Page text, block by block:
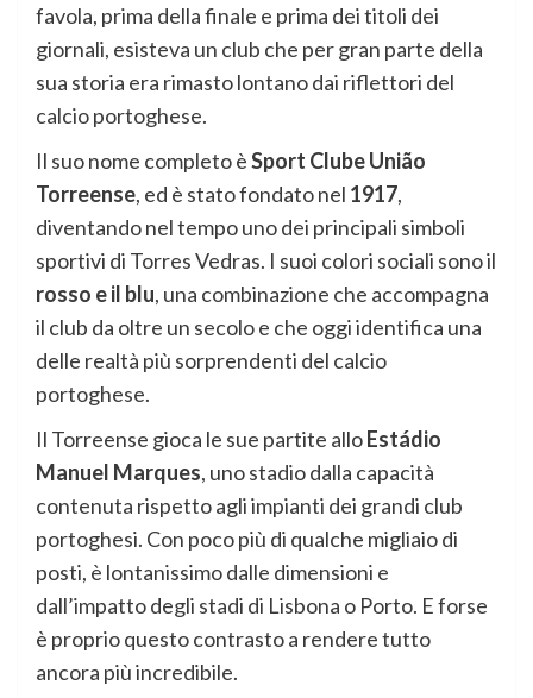
favola, prima della finale e prima dei titoli dei
giornali, esisteva un club che per gran parte della
sua storia era rimasto lontano dai riflettori del
calcio portoghese.
Il suo nome completo èSport Clube União
Torreense, ed è stato fondato nel 1917,
diventando nel tempo uno dei principali simboli
sportivi di Torres Vedras. I suoi colori sociali sono il
rosso e il blu, una combinazione che accompagna
il club da oltre un secolo e che oggi identifica una
delle realtà più sorprendenti del calcio
portoghese.
Il Torreense gioca le sue partite alloEstádio
Manuel Marques, uno stadio dalla capacità
contenuta rispetto agli impianti dei grandi club
portoghesi. Con poco più di qualche migliaio di
posti, è lontanissimo dalle dimensioni e
dall’impatto degli stadi di Lisbona o Porto. E forse
è proprio questo contrasto a rendere tutto
ancora più incredibile.